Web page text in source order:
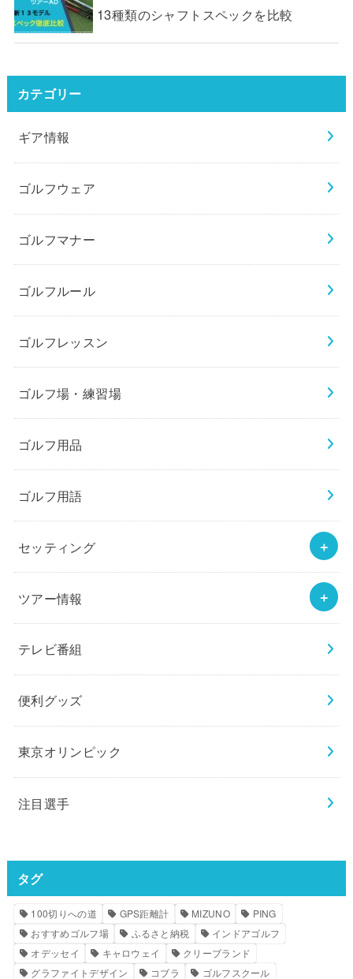
13種類のシャフトスペックを比較
カテゴリー
ギア情報
ゴルフウェア
ゴルフマナー
ゴルフルール
ゴルフレッスン
ゴルフ場・練習場
ゴルフ用品
ゴルフ用語
セッティング
ツアー情報
テレビ番組
便利グッズ
東京オリンピック
注目選手
タグ
100切りへの道 GPS距離計 MIZUNO
PING
おすすめゴルフ場
ふるさと納税
インドアゴルフ
オデッセイ
キャロウェイ
クリーブランド
グラファイトデザイン
コブラ ゴルフスクール